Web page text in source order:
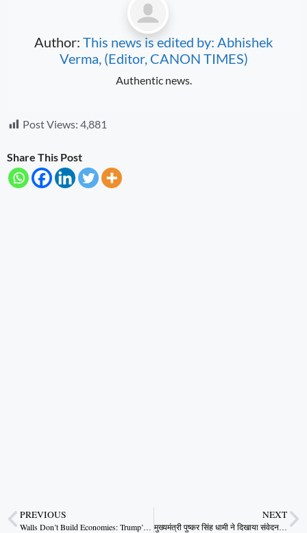
Author: This news is edited by: Abhishek
Verma, (Editor, CANON TIMES)
Authentic news.
Post Views: 4,881
Share This Post
PREVIOUS
Walls Don’t Build Economies: Trump’s Trade Tantrum
NEXT
मुख्यमंत्री पुष्कर सिंह धामी ने दिखाया संवेदनशील नेतृत्व का उदाहरण, टिहरी से आए नागरिक से सड़क पर ही की मुलाकात